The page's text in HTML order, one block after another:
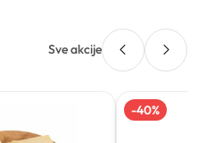
Sve akcije
-40%